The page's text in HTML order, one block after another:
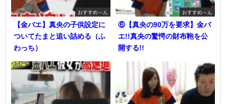
おすすめ～ん
【金バエ】真央の子供設定に
ついてたまと追い詰める（ふ
わっち）
おすすめ～ん
⑥【真央の90万を要求】金バ
エ!!真央の驚愕の財布鞄を公
開する!!